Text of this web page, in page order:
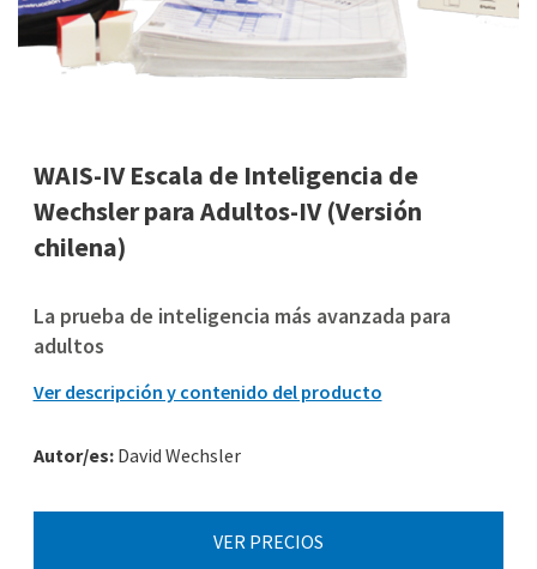
WAIS-IV Escala de Inteligencia de
Wechsler para Adultos-IV (Versión
chilena)
La prueba de inteligencia más avanzada para
adultos
Ver descripción y contenido del producto
Autor/es:David Wechsler
VER PRECIOS